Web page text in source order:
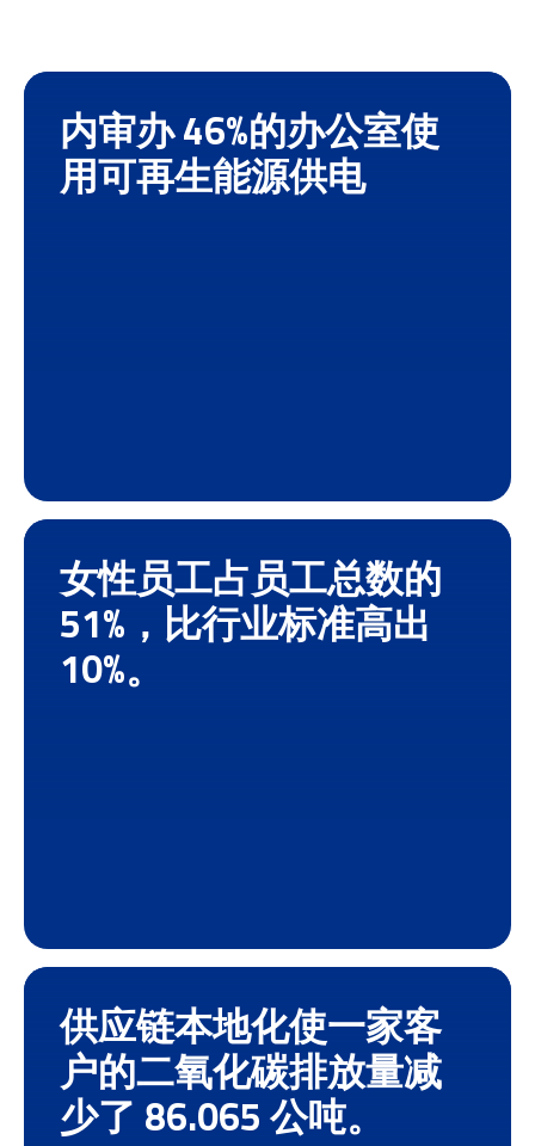
内审办 46%的办公室使
用可再生能源供电
女性员工占员工总数的
51%，比行业标准高出
10%。
供应链本地化使一家客
户的二氧化碳排放量减
少了 86.065 公吨。